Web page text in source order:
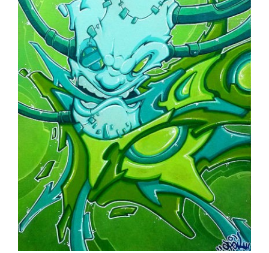
AJOUTER AU PANIER
/
DÉTAILS